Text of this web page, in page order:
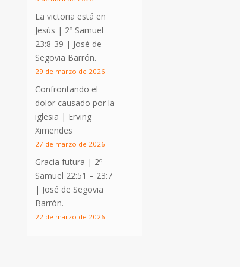
La victoria está en
Jesús | 2º Samuel
23:8-39 | José de
Segovia Barrón.
29 de marzo de 2026
Confrontando el
dolor causado por la
iglesia | Erving
Ximendes
27 de marzo de 2026
Gracia futura | 2º
Samuel 22:51 – 23:7
| José de Segovia
Barrón.
22 de marzo de 2026